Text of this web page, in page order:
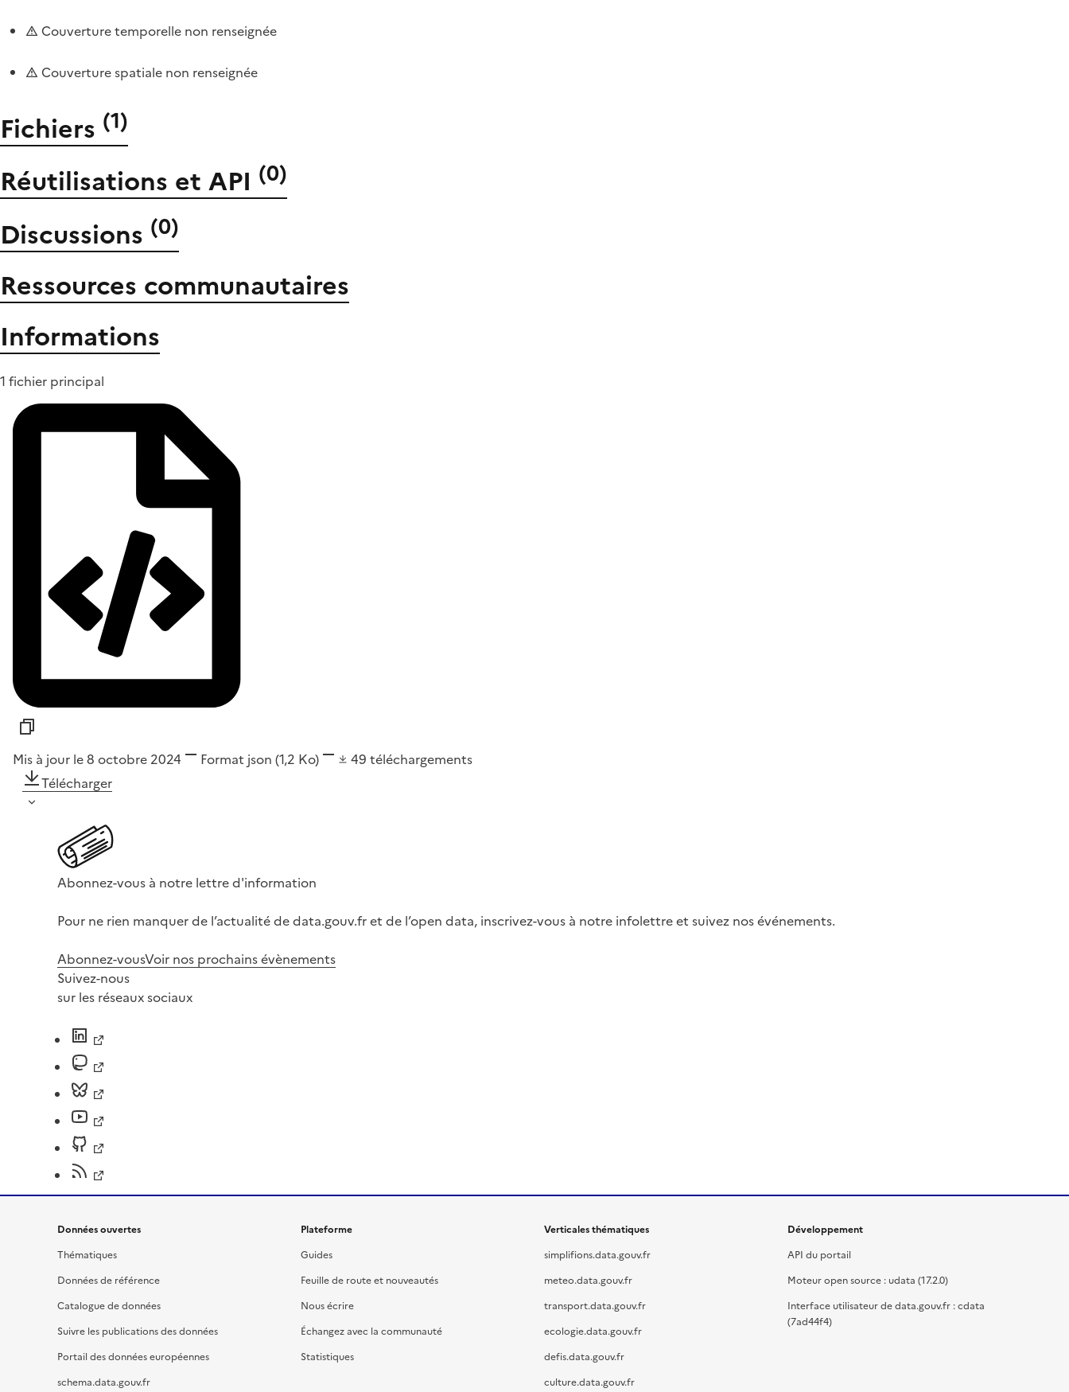
Couverture temporelle non renseignée
Couverture spatiale non renseignée
Fichiers (1)
Réutilisations et API (0)
Discussions (0)
Ressources communautaires
Informations
1 fichier principal
Mis à jour le 8 octobre 2024 Format json (1,2 Ko) 49 téléchargements
Télécharger
Abonnez-vous à notre lettre d'information
Pour ne rien manquer de l’actualité de data.gouv.fr et de l’open data, inscrivez-vous à notre infolettre et suivez nos événements.
Abonnez-vousVoir nos prochains évènements
Suivez-nous
sur les réseaux sociaux
Données ouvertes
Thématiques
Données de référence
Catalogue de données
Suivre les publications des données
Portail des données européennes
schema.data.gouv.fr
Plateforme
Guides
Feuille de route et nouveautés
Nous écrire
Échangez avec la communauté
Statistiques
Verticales thématiques
simplifions.data.gouv.fr
meteo.data.gouv.fr
transport.data.gouv.fr
ecologie.data.gouv.fr
defis.data.gouv.fr
culture.data.gouv.fr
Développement
API du portail
Moteur open source : udata (17.2.0)
Interface utilisateur de data.gouv.fr : cdata
(7ad44f4)